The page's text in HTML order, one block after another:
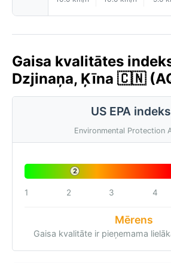
Gaisa kvalitātes
Dzjinaņa, Ķīna 🇨🇳
US EPA
Environmental Protection
2
1 2 3 4
Mērens
Gaisa kvalitāte ir pieņemama